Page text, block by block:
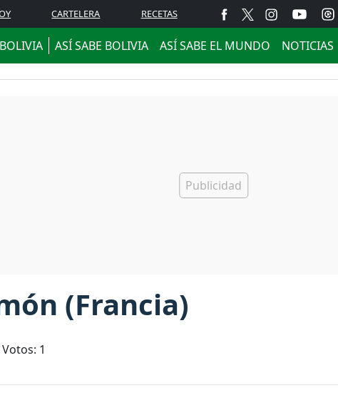
CARTELERA RECETAS
ASÍ SABE BOLIVIA ASÍ SABE EL MUNDO NOTICIAS
(Francia)
Votos: 1